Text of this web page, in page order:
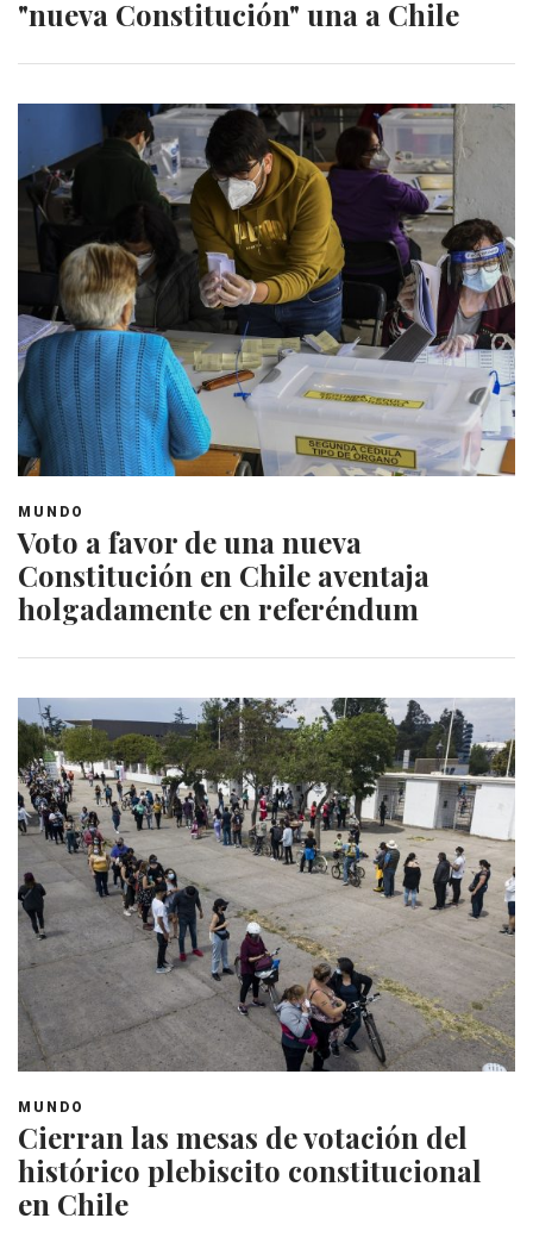
"nueva Constitución" una a Chile
MUNDO
Voto a favor de una nueva
Constitución en Chile aventaja
holgadamente en referéndum
MUNDO
Cierran las mesas de votación del
histórico plebiscito constitucional
en Chile